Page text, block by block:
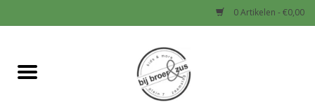
0 Artikelen - €0,00
Home